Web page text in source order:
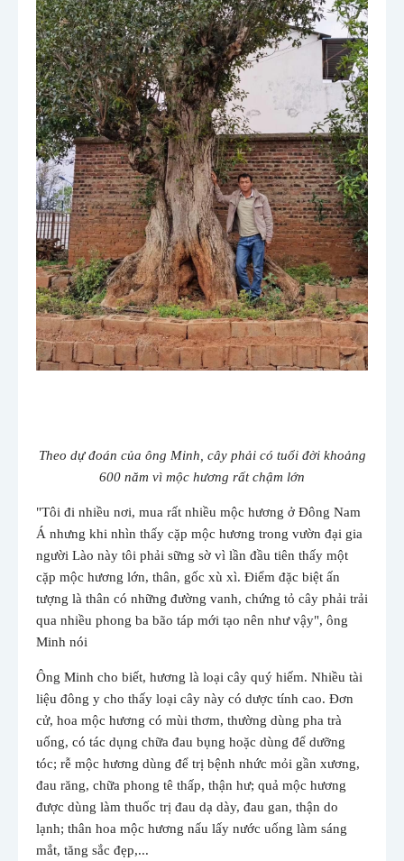
Theo dự đoán của ông Minh, cây phải có tuổi đời khoảng
600 năm vì mộc hương rất chậm lớn
"Tôi đi nhiều nơi, mua rất nhiều mộc hương ở Đông Nam
Á nhưng khi nhìn thấy cặp mộc hương trong vườn đại gia
người Lào này tôi phải sững sờ vì lần đầu tiên thấy một
cặp mộc hương lớn, thân, gốc xù xì. Điểm đặc biệt ấn
tượng là thân có những đường vanh, chứng tỏ cây phải trải
qua nhiều phong ba bão táp mới tạo nên như vậy", ông
Minh nói
Ông Minh cho biết, hương là loại cây quý hiếm. Nhiều tài
liệu đông y cho thấy loại cây này có dược tính cao. Đơn
cử, hoa mộc hương có mùi thơm, thường dùng pha trà
uống, có tác dụng chữa đau bụng hoặc dùng để dưỡng
tóc; rễ mộc hương dùng để trị bệnh nhức mỏi gần xương,
đau răng, chữa phong tê thấp, thận hư; quả mộc hương
được dùng làm thuốc trị đau dạ dày, đau gan, thận do
lạnh; thân hoa mộc hương nấu lấy nước uống làm sáng
mắt, tăng sắc đẹp,...